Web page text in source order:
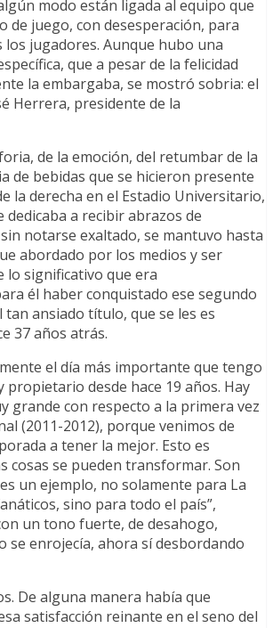
modo están ligada al equipo que
de juego, con desesperación, para
jugadores. Aunque hubo una
que a pesar de la felicidad
la embargaba, se mostró sobria: el
Herrera, presidente de la
de la emoción, del retumbar de la
de bebidas que se hicieron presente
la derecha en el Estadio Universitario,
dedicaba a recibir abrazos de
notarse exaltado, se mantuvo hasta
abordado por los medios y ser
significativo que era
él haber conquistado ese segundo
tan ansiado título, que se les es
37 años atrás.
el día más importante que tengo
propietario desde hace 19 años. Hay
grande con respecto a la primera vez
(2011-2012), porque venimos de
a tener la mejor. Esto es
cosas se pueden transformar. Son
un ejemplo, no solamente para La
sino para todo el país”,
un tono fuerte, de desahogo,
se enrojecía, ahora sí desbordando
De alguna manera había que
satisfacción reinante en el seno del